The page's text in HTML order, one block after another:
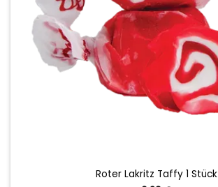
Roter Lakritz Taffy 1 Stück